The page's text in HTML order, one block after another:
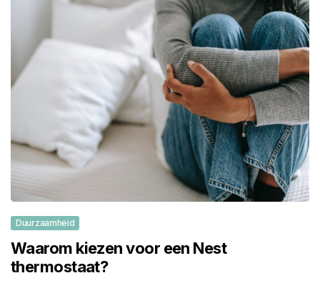
Duurzaamheid
Waarom kiezen voor een Nest
thermostaat?